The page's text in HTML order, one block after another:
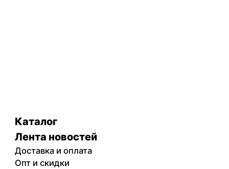
Каталог
Лента новостей
Доставка и оплата
Опт и скидки